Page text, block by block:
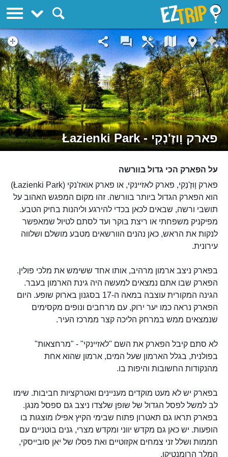
פארק וָוזֶ'נְקִי - Łazienki Park
על הפארק הכי גדול בוורשה
פארק וָוזֶ'נְקִי, פארק לאזיינקי, או פארק אואז'נקי (Łazienki Park)
הוא הפארק הגדול ביותר בוורשה. זהו מקום המפגש האהוב על
תושבי ורשה, שבאים לכאן בכדי להירגע וליהנות בחיק הטבע.
מפיקניק משפחתי או ריצת בוקר ועד לסתם לטיול שמאפשר
לנקות את הראש, כאן נהנים הוורשאים מטבע מושלם ושלווה
עירונית.
בפארק ניצב ארמון מרהיב, אותו אחד ששימש את מלכי פולין.
הפארק שבו אתם נמצאים למעשה היה גינת הארמון בעבר.
הגינה המקורית עוצבה במאה ה-17 בסגנון בארוק שופע. היום
הפארק נראה כמו יער ירוק, עם מרחבים ונופים מקסימים
שנמצאים ממש במרחק הליכה קצר ממרכז העיר.
לא סתם קיבל הפארק את השם "לאזיינקי" - "מרחצאות"
בפולנית, בגלל הארמון שעל המים, ארמון שהוא אחת
מהנקודות החשובות והיפות בו.
בפארק יש לא מעט מוקדים מעניינים ואטרקציות חביבות. שימו
לב למשל לפסל הגדול של שופן שלצדו ניצב גם ספסל מנגן.
בפארק תראו גם תאטרון פתוח שבימי הקיץ אפילו מוצגות בו
הופעות. יש כאן גם מקדש יווני ומקדש מצרי, גנים בוטניים עם
חממות ושלל זני צמחים אקזוטיים ואת פסלו של יאן סובייסקי,
המלך הרומנטיקן.
EZTrip